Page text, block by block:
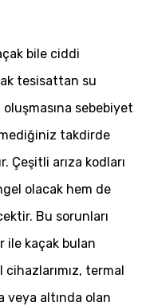
bile ciddi
tesisattan su
sebebiyet
takdirde
Çeşitli arıza kodları
olacak hem de
Bu sorunları
ile kaçak bulan
termal
veya altında olan